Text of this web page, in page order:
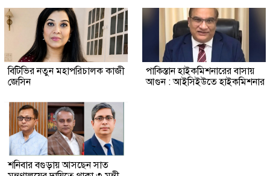
বিটিভির নতুন মহাপরিচালক কাজী
জেসিন
পাকিস্তান হাইকমিশনারের বাসায়
আগুন : আইসিইউতে হাইকমিশনার
শনিবার বগুড়ায় আসছেন সাত